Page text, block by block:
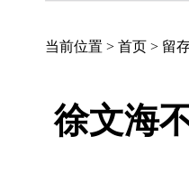
当前位置 > 首页 > 留
徐文海